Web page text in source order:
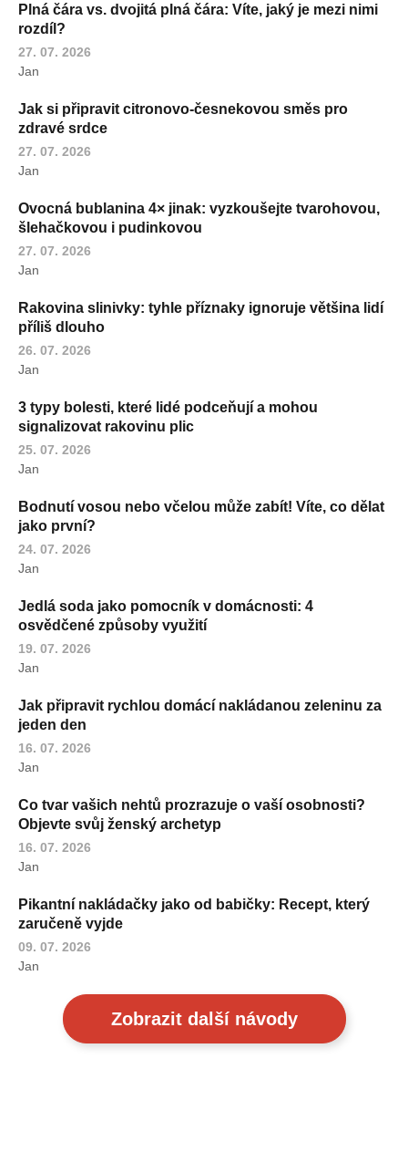
Plná čára vs. dvojitá plná čára: Víte, jaký je mezi nimi
rozdíl?
27. 07. 2026
Jan
Jak si připravit citronovo-česnekovou směs pro
zdravé srdce
27. 07. 2026
Jan
Ovocná bublanina 4× jinak: vyzkoušejte tvarohovou,
šlehačkovou i pudinkovou
27. 07. 2026
Jan
Rakovina slinivky: tyhle příznaky ignoruje většina lidí
příliš dlouho
26. 07. 2026
Jan
3 typy bolesti, které lidé podceňují a mohou
signalizovat rakovinu plic
25. 07. 2026
Jan
Bodnutí vosou nebo včelou může zabít! Víte, co dělat
jako první?
24. 07. 2026
Jan
Jedlá soda jako pomocník v domácnosti: 4
osvědčené způsoby využití
19. 07. 2026
Jan
Jak připravit rychlou domácí nakládanou zeleninu za
jeden den
16. 07. 2026
Jan
Co tvar vašich nehtů prozrazuje o vaší osobnosti?
Objevte svůj ženský archetyp
16. 07. 2026
Jan
Pikantní nakládačky jako od babičky: Recept, který
zaručeně vyjde
09. 07. 2026
Jan
Zobrazit další návody